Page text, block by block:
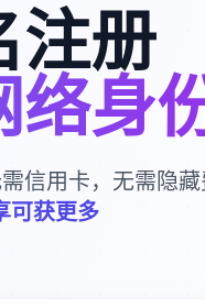
注册
络身
信用卡，无需隐
可获更多